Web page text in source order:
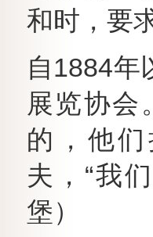
和时，要
自1884年
展览协会
的，他
夫，“我
堡）